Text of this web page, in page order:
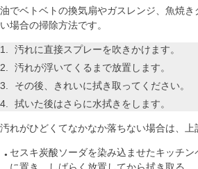
油でベトベトの換気扇やガスレンジ、魚焼
い場合の掃除方法です。
汚れに直接スプレーを吹きかけます。
汚れが浮いてくるまで放置します。
その後、きれいに拭き取ってください。
拭いた後はさらに水拭きをします。
汚れがひどくてなかなか落ちない場合は、上
セスキ炭酸ソーダを染み込ませたキッチ
に置き、しばらく放置してから拭き取る、